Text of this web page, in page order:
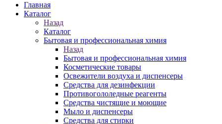
Главная
Каталог
Назад
Каталог
Бытовая и профессиональная химия
Назад
Бытовая и профессиональная химия
Косметические товары
Освежители воздуха и диспенсеры
Средства для дезинфекции
Противогололедные реагенты
Средства чистящие и моющие
Мыло и диспенсеры
Средства для стирки